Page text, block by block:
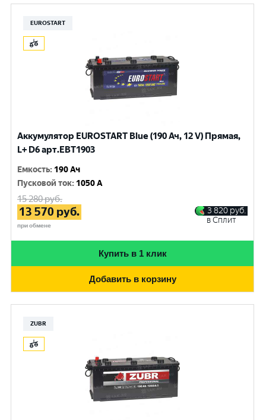
EUROSTART
Аккумулятор EUROSTART Blue (190 Ач, 12 V) Прямая,
L+ D6 арт.EBT1903
Емкость: 190 Ач
Пусковой ток: 1050 A
15 280руб.
13 570 руб.
при обмене
3 820 руб.
в Сплит
Купить в 1 клик
Добавить в корзину
ZUBR